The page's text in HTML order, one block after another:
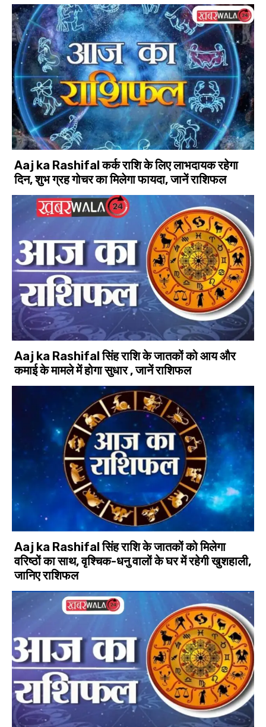
Aaj ka Rashifal कर्क राशि के लिए लाभदायक रहेगा
दिन, शुभ ग्रह गोचर का मिलेगा फायदा, जानें राशिफल
Aaj ka Rashifal सिंह राशि के जातकों को आय और
कमाई के मामले में होगा सुधार , जानें राशिफल
Aaj ka Rashifal सिंह राशि के जातकों को मिलेगा
वरिष्ठों का साथ, वृश्चिक-धनु वालों के घर में रहेगी खुशहाली,
जानिए राशिफल